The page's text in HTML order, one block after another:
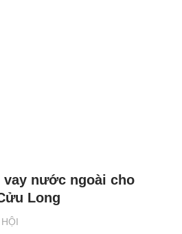
nước ngoài cho
Long